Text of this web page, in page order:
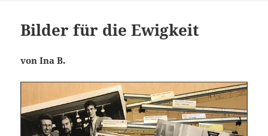
Bilder für die Ewigkeit
von Ina B.